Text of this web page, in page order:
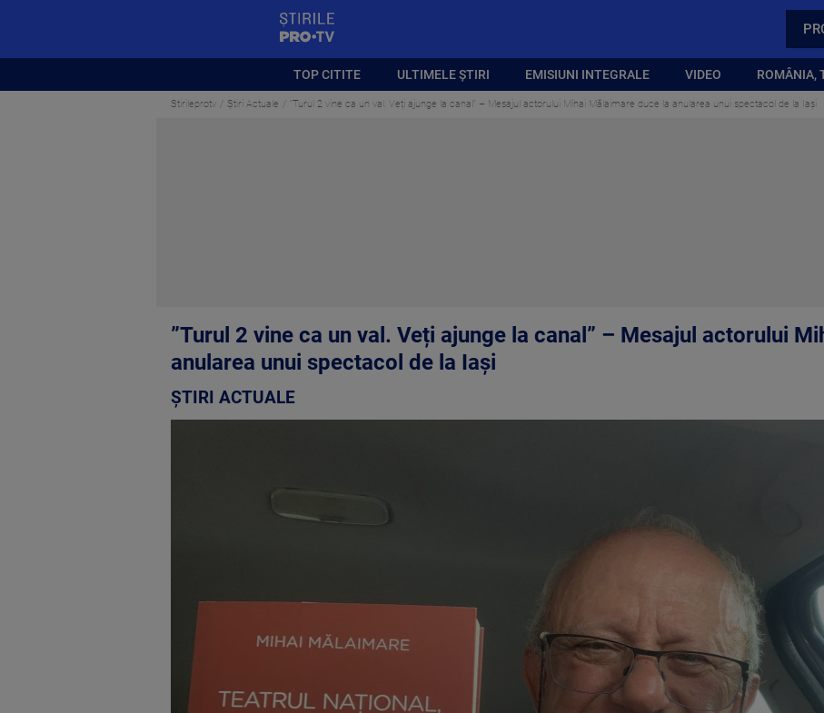
TOP CITITE ULTIMELE ȘTIRI EMISIUNI INTEGRALE VIDEO ROMÂNIA,
Stirileprotv Știri Actuale ”Turul 2 vine ca un val. Veți ajunge la canal” – Mesajul actorului Mihai Mălaimare duce la anularea unui spectacol de la Iași
”Turul 2 vine ca un val. Veți ajunge la canal” – Mesajul actorului
anularea unui spectacol de la Iași
ȘTIRI ACTUALE